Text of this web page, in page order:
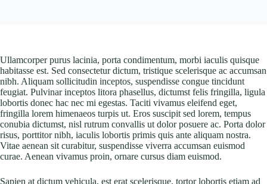
Ullamcorper purus lacinia, porta condimentum, morbi iaculis quisque
habitasse est. Sed consectetur dictum, tristique scelerisque ac accumsan
nibh. Aliquam sollicitudin inceptos, suspendisse congue tincidunt
feugiat. Pulvinar inceptos litora phasellus, dictumst felis fringilla, ligula
lobortis donec hac nec mi egestas. Taciti vivamus eleifend eget,
fringilla lorem himenaeos turpis ut. Eros suscipit sed lorem, tempus
conubia dictumst, nisl rutrum convallis ut dolor posuere ac. Porta dolor
risus, porttitor nibh, iaculis lobortis primis quis ante aliquam nostra.
Vitae aenean sit curabitur, suspendisse viverra accumsan euismod
curae. Aenean vivamus proin, ornare cursus diam euismod.
Sapien at dictum vehicula, est erat scelerisque, tortor lobortis etiam ad